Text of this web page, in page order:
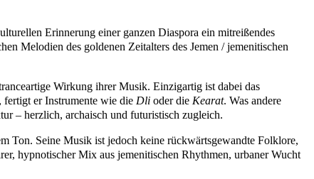
Erinnerung einer ganzen Diaspora ein mitreißendes
Melodien des goldenen Zeitalters des Jemen / jemenitischen
Wirkung ihrer Musik. Einzigartig ist dabei das
fertigt er Instrumente wie die Dli oder die Kearat. Was andere
– herzlich, archaisch und futuristisch zugleich.
Ton. Seine Musik ist jedoch keine rückwärtsgewandte Folklore,
hypnotischer Mix aus jemenitischen Rhythmen, urbaner Wucht